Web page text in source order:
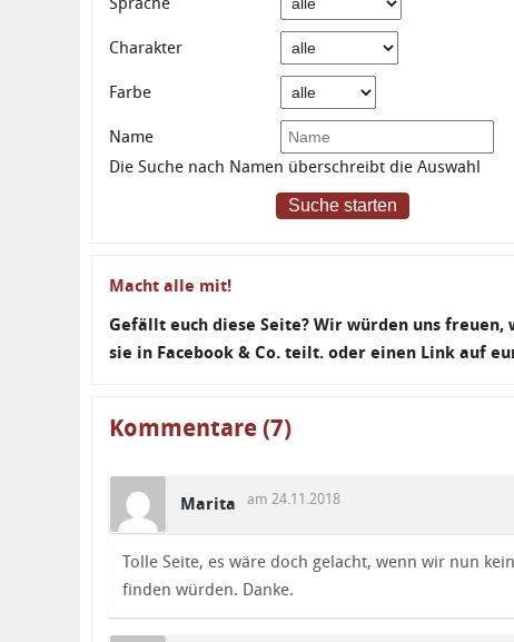
Charakter
Farbe
Name
Die Suche nach Namen überschreibt die Auswahl
Suche starten
Macht alle mit!
Gefällt euch diese Seite? Wir würden uns
sie in Facebook & Co. teilt. oder einen Link auf
Kommentare (7)
Marita am 24.11.2018
Tolle Seite, es wäre doch gelacht, wenn wir nun
finden würden. Danke.